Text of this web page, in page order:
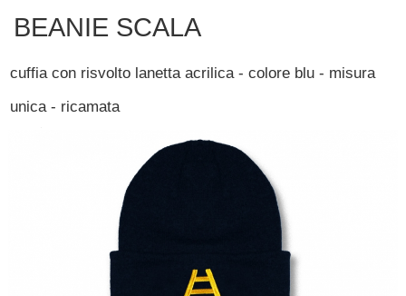
BEANIE SCALA
cuffia con risvolto lanetta acrilica - colore blu - misura
unica - ricamata